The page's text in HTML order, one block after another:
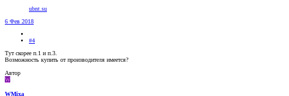
ubnt.su
6 Фев 2018
#4
Тут скорее п.1 и п.3.
Возможность купить от производителя имеется?
Автор
W
WMixa